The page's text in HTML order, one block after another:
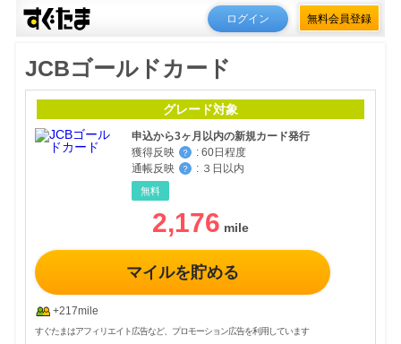
ログイン 無料会員登録
JCBゴールドカード
グレード対象
申込から3ヶ月以内の新規カード発行
獲得反映
？ : 60日程度
通帳反映
？ : ３日以内
無料
2,176
マイルを貯める
+217mile
すぐたまはアフィリエイト広告など、プロモーション広告を利用しています